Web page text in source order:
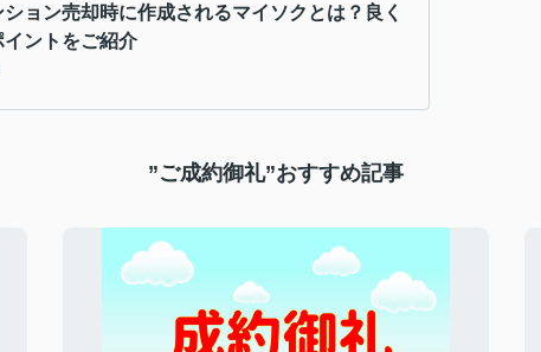
ョン売却時に作成されるマイソクとは？良く
イントをご紹介
”ご成約御礼”おすすめ記事